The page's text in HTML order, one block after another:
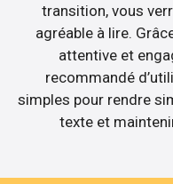
transition, vous
agréable à lire.
attentive et
recommandé
simples pour rendre
texte et